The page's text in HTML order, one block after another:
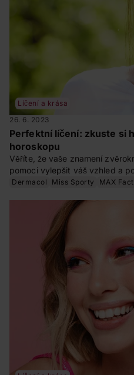
Líčení a krása
26. 6. 2023
Perfektní líčení: zkuste si
horoskopu
Věříte, že vaše znamení
pomoci vylepšit váš vzhled a
upu? Zjistěte co zvýraznit a
líčení přesně pro vás.
Dermacol Miss Sporty MAX